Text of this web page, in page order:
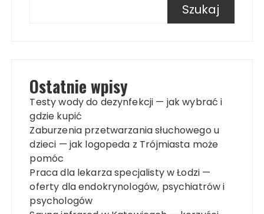
Szukaj
Ostatnie wpisy
Testy wody do dezynfekcji — jak wybrać i
gdzie kupić
Zaburzenia przetwarzania słuchowego u
dzieci — jak logopeda z Trójmiasta może
pomóc
Praca dla lekarza specjalisty w Łodzi —
oferty dla endokrynologów, psychiatrów i
psychologów